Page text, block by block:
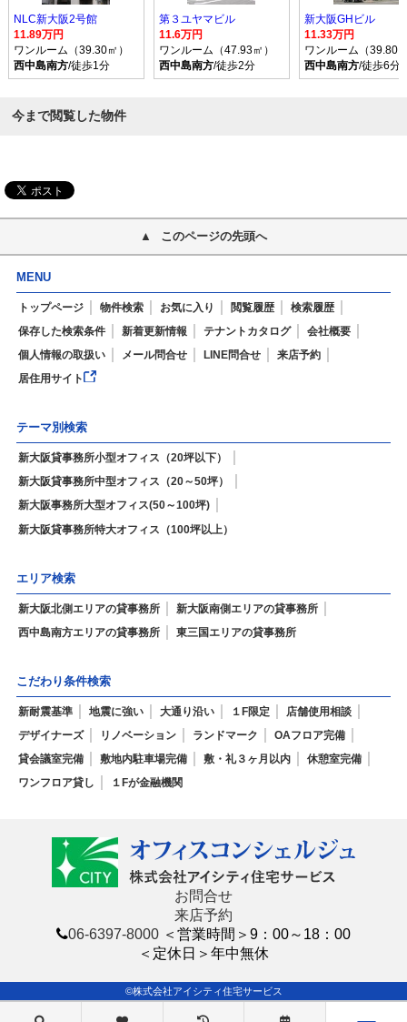
NLC新大阪2号館
11.89万円
ワンルーム（39.30㎡）
西中島南方/徒歩1分
第３ユヤマビル
11.6万円
ワンルーム（47.93㎡）
西中島南方/徒歩2分
新大阪GHビル
11.33万円
ワンルーム（39.80
西中島南方/徒歩6分
今まで閲覧した物件
このページの先頭へ
MENU
トップページ 物件検索 お気に入り 閲覧履歴
検索履歴
保存した検索条件
新着更新情報 テナントカタログ
会社概要
個人情報の取扱い
メール問合せ LINE問合せ
来店予約
居住用サイト
テーマ別検索
新大阪貸事務所小型オフィス（20坪以下）
新大阪貸事務所中型オフィス（20～50坪）
新大阪事務所大型オフィス(50～100坪)
新大阪貸事務所特大オフィス（100坪以上）
エリア検索
新大阪北側エリアの貸事務所
新大阪南側エリアの貸事務所
西中島南方エリアの貸事務所
東三国エリアの貸事務所
こだわり条件検索
新耐震基準 地震に強い 大通り沿い １F限定
店舗使用相談
デザイナーズ
リノベーション ランドマーク
OAフロア完備
貸会議室完備
敷地内駐車場完備 敷・礼３ヶ月以内
休憩室完備
ワンフロア貸し
１Fが金融機関
お問合せ
来店予約
06-6397-8000 ＜営業時間＞9：00～18：00
＜定休日＞年中無休
©株式会社アイシティ住宅サービス